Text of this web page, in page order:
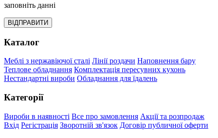
заповніть данні
ВІДПРАВИТИ
Каталог
Меблі з нержавіючої сталі Лінії роздачи Наповнення бару
Теплове обладнання Комплектація пересувних кухонь
Нестандартні вироби Обладнання для їдалень
Категорії
Вироби в наявності Все про замовлення Акції та розпродаж
Вхід Регістрація Зворотній зв'язок Договір публичної оферти